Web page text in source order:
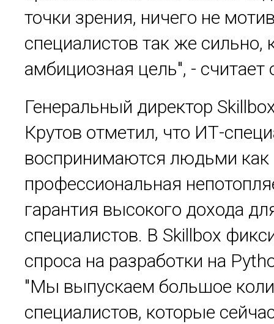
точки зрения, ничего не
специалистов так же сильно,
амбициозная цель", - считает
Генеральный директор
Крутов отметил, что ИТ-
воспринимаются людьми как
профессиональная
гарантия высокого дохода
специалистов. В Skillbox
спроса на разработки на
"Мы выпускаем большое
специалистов, которые